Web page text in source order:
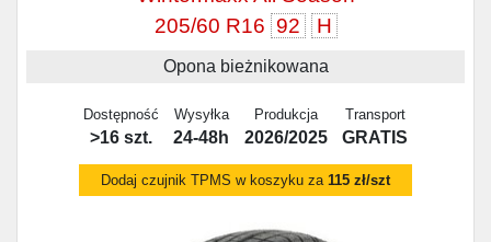
205/60 R16 92 H
Opona bieżnikowana
Dostępność
>16 szt.
Wysyłka
24-48h
Produkcja
2026/2025
Transport
GRATIS
Dodaj czujnik TPMS w koszyku za 115 zł/szt